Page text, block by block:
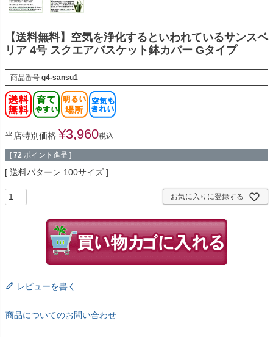
【送料無料】空気を浄化するといわれているサンスベ
リア 4号 スクエアバスケット鉢カバー Gタイプ
商品番号 g4-sansu1
当店特別価格 ¥3,960税込
[ 72 ポイント進呈 ]
送料パターン 100サイズ
お気に入りに登録する
レビューを書く
商品についてのお問い合わせ